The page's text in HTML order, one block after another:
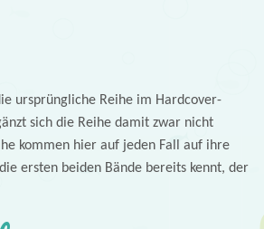
ursprüngliche Reihe im Hardcover-
sich die Reihe damit zwar nicht
kommen hier auf jeden Fall auf ihre
ersten beiden Bände bereits kennt, der